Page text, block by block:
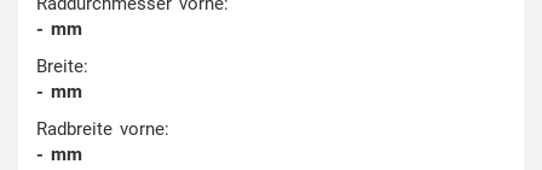
- mm
Breite:
- mm
Radbreite vorne:
- mm